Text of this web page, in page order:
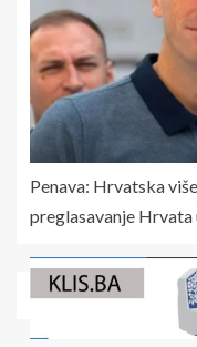
Penava: Hrvatska
preglasavanje